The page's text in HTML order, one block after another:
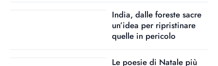
India, dalle foreste sacre
un’idea per ripristinare
quelle in pericolo
Le poesie di Natale più